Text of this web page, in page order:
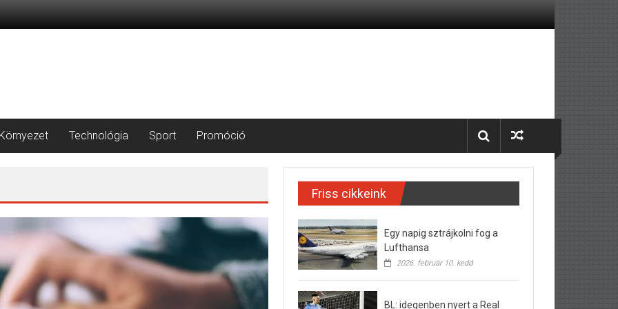
Környezet Technológia Sport Promóció
Friss cikkeink
Egy napig sztrájkolni fog a
Lufthansa
2026. február 10. kedd
BL: idegenben nyert a Real